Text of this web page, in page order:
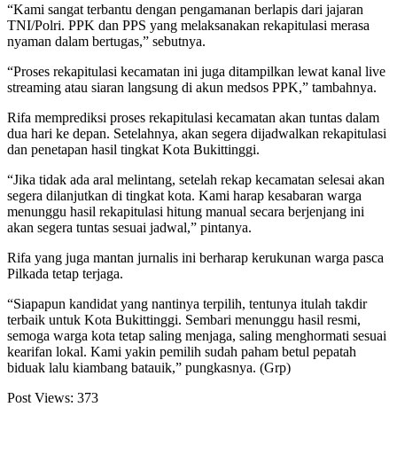
“Kami sangat terbantu dengan pengamanan berlapis dari jajaran
TNI/Polri. PPK dan PPS yang melaksanakan rekapitulasi merasa
nyaman dalam bertugas,” sebutnya.
“Proses rekapitulasi kecamatan ini juga ditampilkan lewat kanal live
streaming atau siaran langsung di akun medsos PPK,” tambahnya.
Rifa memprediksi proses rekapitulasi kecamatan akan tuntas dalam
dua hari ke depan. Setelahnya, akan segera dijadwalkan rekapitulasi
dan penetapan hasil tingkat Kota Bukittinggi.
“Jika tidak ada aral melintang, setelah rekap kecamatan selesai akan
segera dilanjutkan di tingkat kota. Kami harap kesabaran warga
menunggu hasil rekapitulasi hitung manual secara berjenjang ini
akan segera tuntas sesuai jadwal,” pintanya.
Rifa yang juga mantan jurnalis ini berharap kerukunan warga pasca
Pilkada tetap terjaga.
“Siapapun kandidat yang nantinya terpilih, tentunya itulah takdir
terbaik untuk Kota Bukittinggi. Sembari menunggu hasil resmi,
semoga warga kota tetap saling menjaga, saling menghormati sesuai
kearifan lokal. Kami yakin pemilih sudah paham betul pepatah
biduak lalu kiambang batauik,” pungkasnya. (Grp)
Post Views: 373